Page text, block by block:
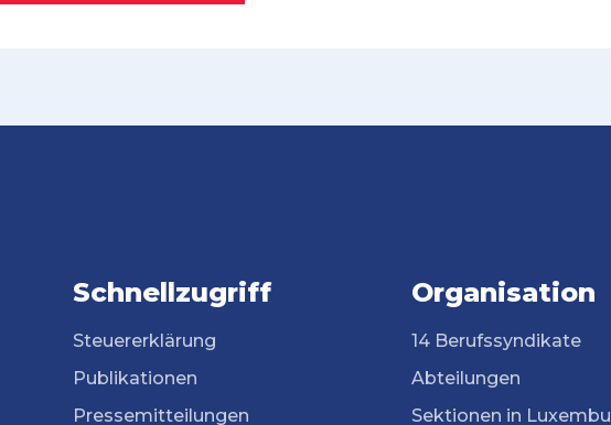
Schnellzugriff
Steuererklärung
Publikationen
Pressemitteilungen
Organisation
14 Berufssyndikate
Abteilungen
Sektionen in